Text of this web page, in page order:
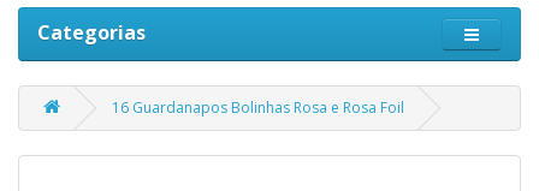
Categorias
16 Guardanapos Bolinhas Rosa e Rosa Foil